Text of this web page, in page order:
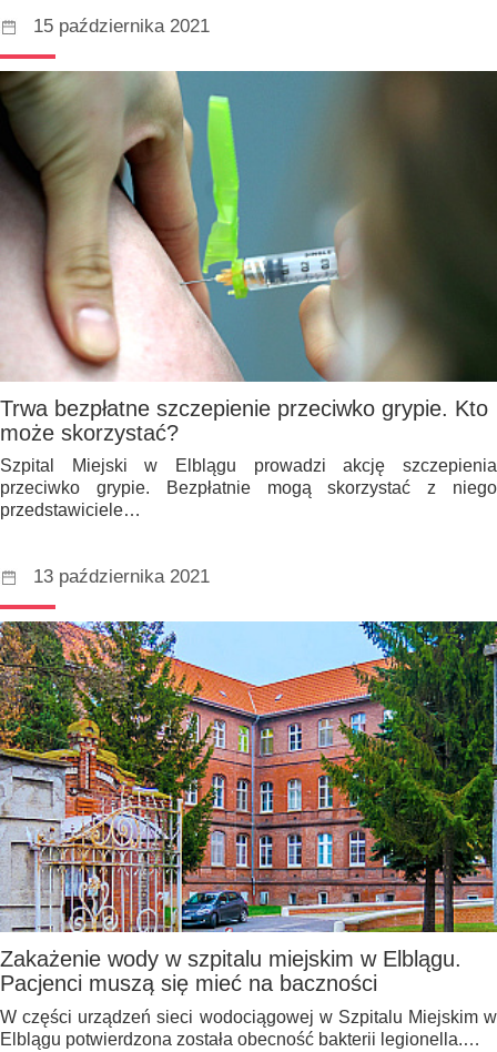
15 października 2021
Trwa bezpłatne szczepienie przeciwko grypie. Kto
może skorzystać?
Szpital Miejski w Elblągu prowadzi akcję szczepienia
przeciwko grypie. Bezpłatnie mogą skorzystać z niego
przedstawiciele…
13 października 2021
Zakażenie wody w szpitalu miejskim w Elblągu.
Pacjenci muszą się mieć na baczności
W części urządzeń sieci wodociągowej w Szpitalu Miejskim w
Elblągu potwierdzona została obecność bakterii legionella.…